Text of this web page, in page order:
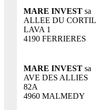
MARE INVEST sa
ALLEE DU CORTIL
LAVA 1
4190 FERRIERES
MARE INVEST sa
AVE DES ALLIES
82A
4960 MALMEDY